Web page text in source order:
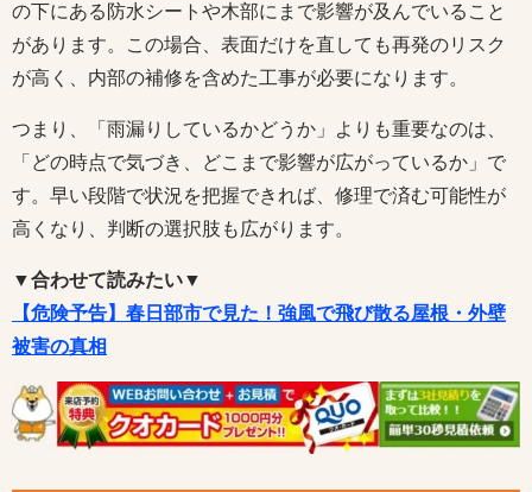
の下にある防水シートや木部にまで影響が及んでいること
があります。この場合、表面だけを直しても再発のリスク
が高く、内部の補修を含めた工事が必要になります。
つまり、「雨漏りしているかどうか」よりも重要なのは、
「どの時点で気づき、どこまで影響が広がっているか」で
す。早い段階で状況を把握できれば、修理で済む可能性が
高くなり、判断の選択肢も広がります。
▼合わせて読みたい▼
【危険予告】春日部市で見た！強風で飛び散る屋根・外壁
被害の真相